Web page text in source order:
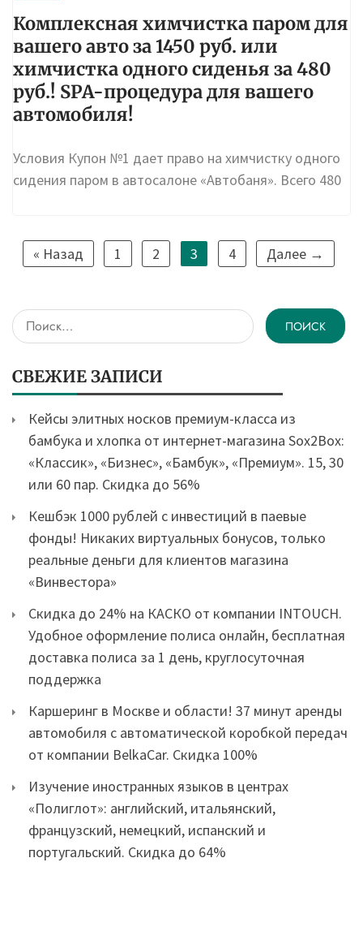
Комплексная химчистка паром для
вашего авто за 1450 руб. или
химчистка одного сиденья за 480
руб.! SPA-процедура для вашего
автомобиля!
Условия Купон №1 дает право на химчистку одного
сидения паром в автосалоне «Автобаня». Всего 480
« Назад 1 2 3 4 Далее →
Найти:
СВЕЖИЕ ЗАПИСИ
Кейсы элитных носков премиум-класса из
бамбука и хлопка от интернет-магазина Sox2Box:
«Классик», «Бизнес», «Бамбук», «Премиум». 15, 30
или 60 пар. Скидка до 56%
Кешбэк 1000 рублей с инвестиций в паевые
фонды! Никаких виртуальных бонусов, только
реальные деньги для клиентов магазина
«Винвестора»
Скидка до 24% на КАСКО от компании INTOUCH.
Удобное оформление полиса онлайн, бесплатная
доставка полиса за 1 день, круглосуточная
поддержка
Каршеринг в Москве и области! 37 минут аренды
автомобиля с автоматической коробкой передач
от компании BelkaCar. Скидка 100%
Изучение иностранных языков в центрах
«Полиглот»: английский, итальянский,
французский, немецкий, испанский и
португальский. Скидка до 64%